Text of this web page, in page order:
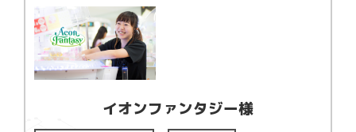
イオンファンタジー様